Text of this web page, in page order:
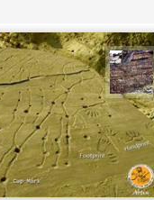
محمد ناصری فرد